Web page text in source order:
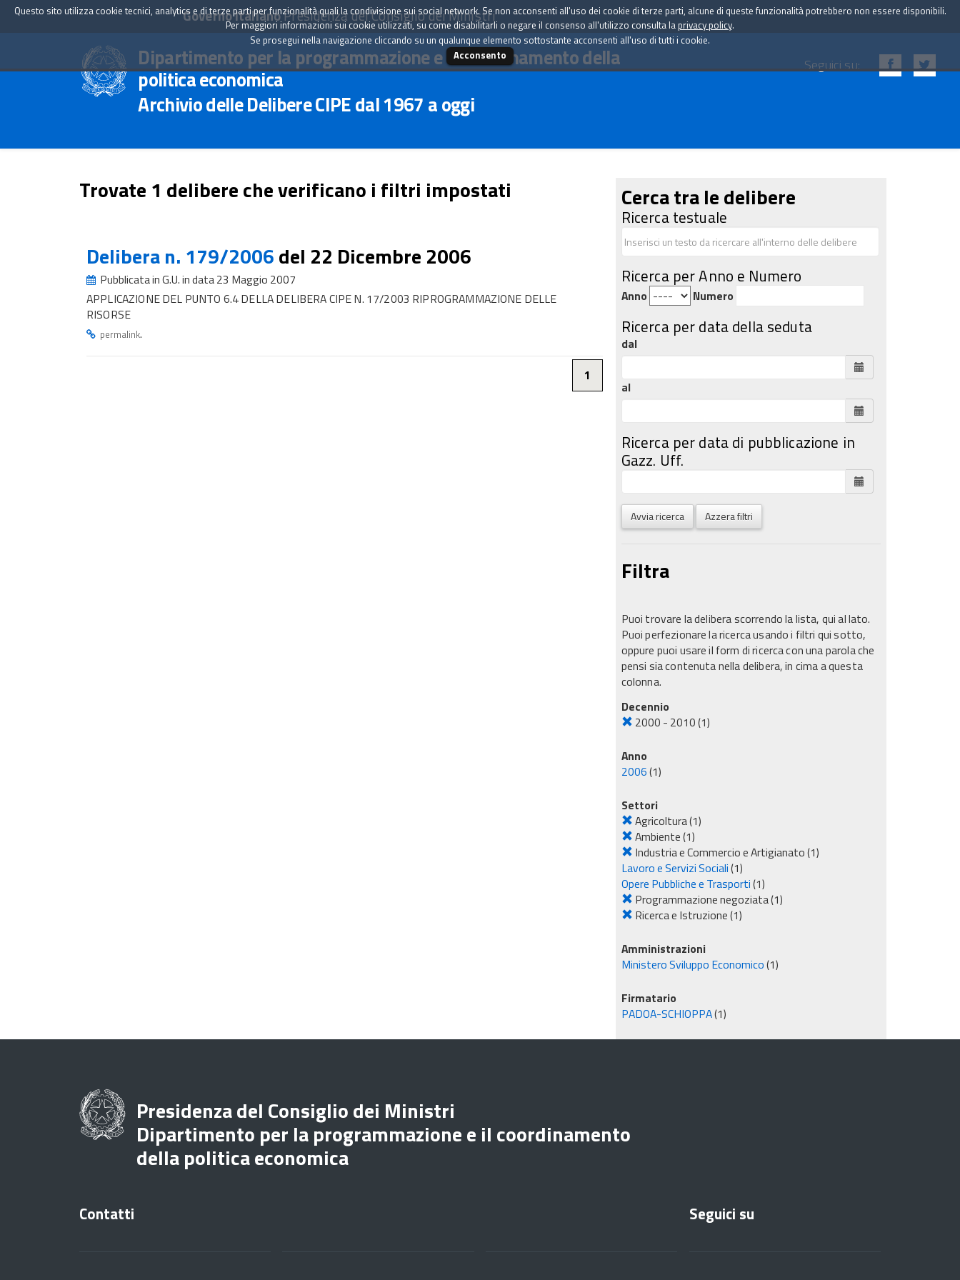
Governo ItalianoPresidenza del Consiglio dei Ministri
Dipartimento per la programmazione e il coordinamento della
politica economica
Archivio delle Delibere CIPE dal 1967 a oggi
Seguici su:
Trovate 1 delibere che verificano i filtri impostati
Delibera n. 179/2006del 22 Dicembre 2006
Pubblicata in G.U. in data 23 Maggio 2007
APPLICAZIONE DEL PUNTO 6.4 DELLA DELIBERA CIPE N. 17/2003 RIPROGRAMMAZIONE DELLE
RISORSE
permalink.
1
Cerca tra le delibere
Ricerca testuale
Ricerca per Anno e Numero
Anno Numero
Ricerca per data della seduta
dal
al
Ricerca per data di pubblicazione in
Gazz. Uff.
Avvia ricerca Azzera filtri
Filtra
Puoi trovare la delibera scorrendo la lista, qui al lato.
Puoi perfezionare la ricerca usando i filtri qui sotto,
oppure puoi usare il form di ricerca con una parola che
pensi sia contenuta nella delibera, in cima a questa
colonna.
Decennio
2000 - 2010(1)
Anno
2006(1)
Settori
Agricoltura(1)
Ambiente(1)
Industria e Commercio e Artigianato(1)
Lavoro e Servizi Sociali(1)
Opere Pubbliche e Trasporti(1)
Programmazione negoziata(1)
Ricerca e Istruzione(1)
Amministrazioni
Ministero Sviluppo Economico(1)
Firmatario
PADOA-SCHIOPPA(1)
Questo sito utilizza cookie tecnici, analytics e di terze parti per funzionalità quali la condivisione sui social network. Se non acconsenti all'uso dei cookie di terze parti, alcune di queste funzionalità potrebbero non essere disponibili.
Per maggiori informazioni sui cookie utilizzati, su come disabilitarli o negare il consenso all'utilizzo consulta la privacy policy.
Se prosegui nella navigazione cliccando su un qualunque elemento sottostante acconsenti all'uso di tutti i cookie.
Acconsento
Presidenza del Consiglio dei Ministri
Dipartimento per la programmazione e il coordinamento
della politica economica
Contatti Seguici su